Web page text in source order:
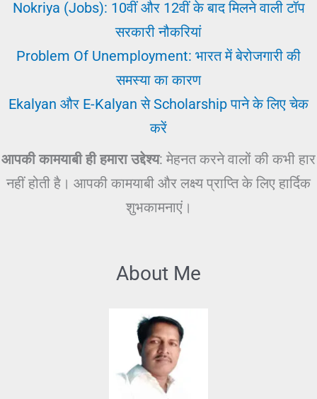
Nokriya (Jobs): 10वीं और 12वीं के बाद मिलने वाली टॉप
सरकारी नौकरियां
Problem Of Unemployment: भारत में बेरोजगारी की
समस्या का कारण
Ekalyan और E-Kalyan से Scholarship पाने के लिए चेक
करें
आपकी कामयाबी ही हमारा उद्देश्य: मेहनत करने वालों की कभी हार
नहीं होती है। आपकी कामयाबी और लक्ष्य प्राप्ति के लिए हार्दिक
शुभकामनाएं।
About Me